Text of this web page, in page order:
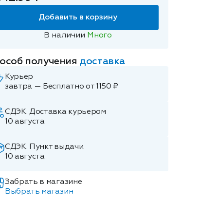
Добавить в корзину
В наличии Много
получения доставка
Курьер
завтра — Бесплатно от 1150 ₽
СДЭК. Доставка курьером
10 августа
СДЭК. Пункт выдачи.
10 августа
Забрать в магазине
Выбрать магазин